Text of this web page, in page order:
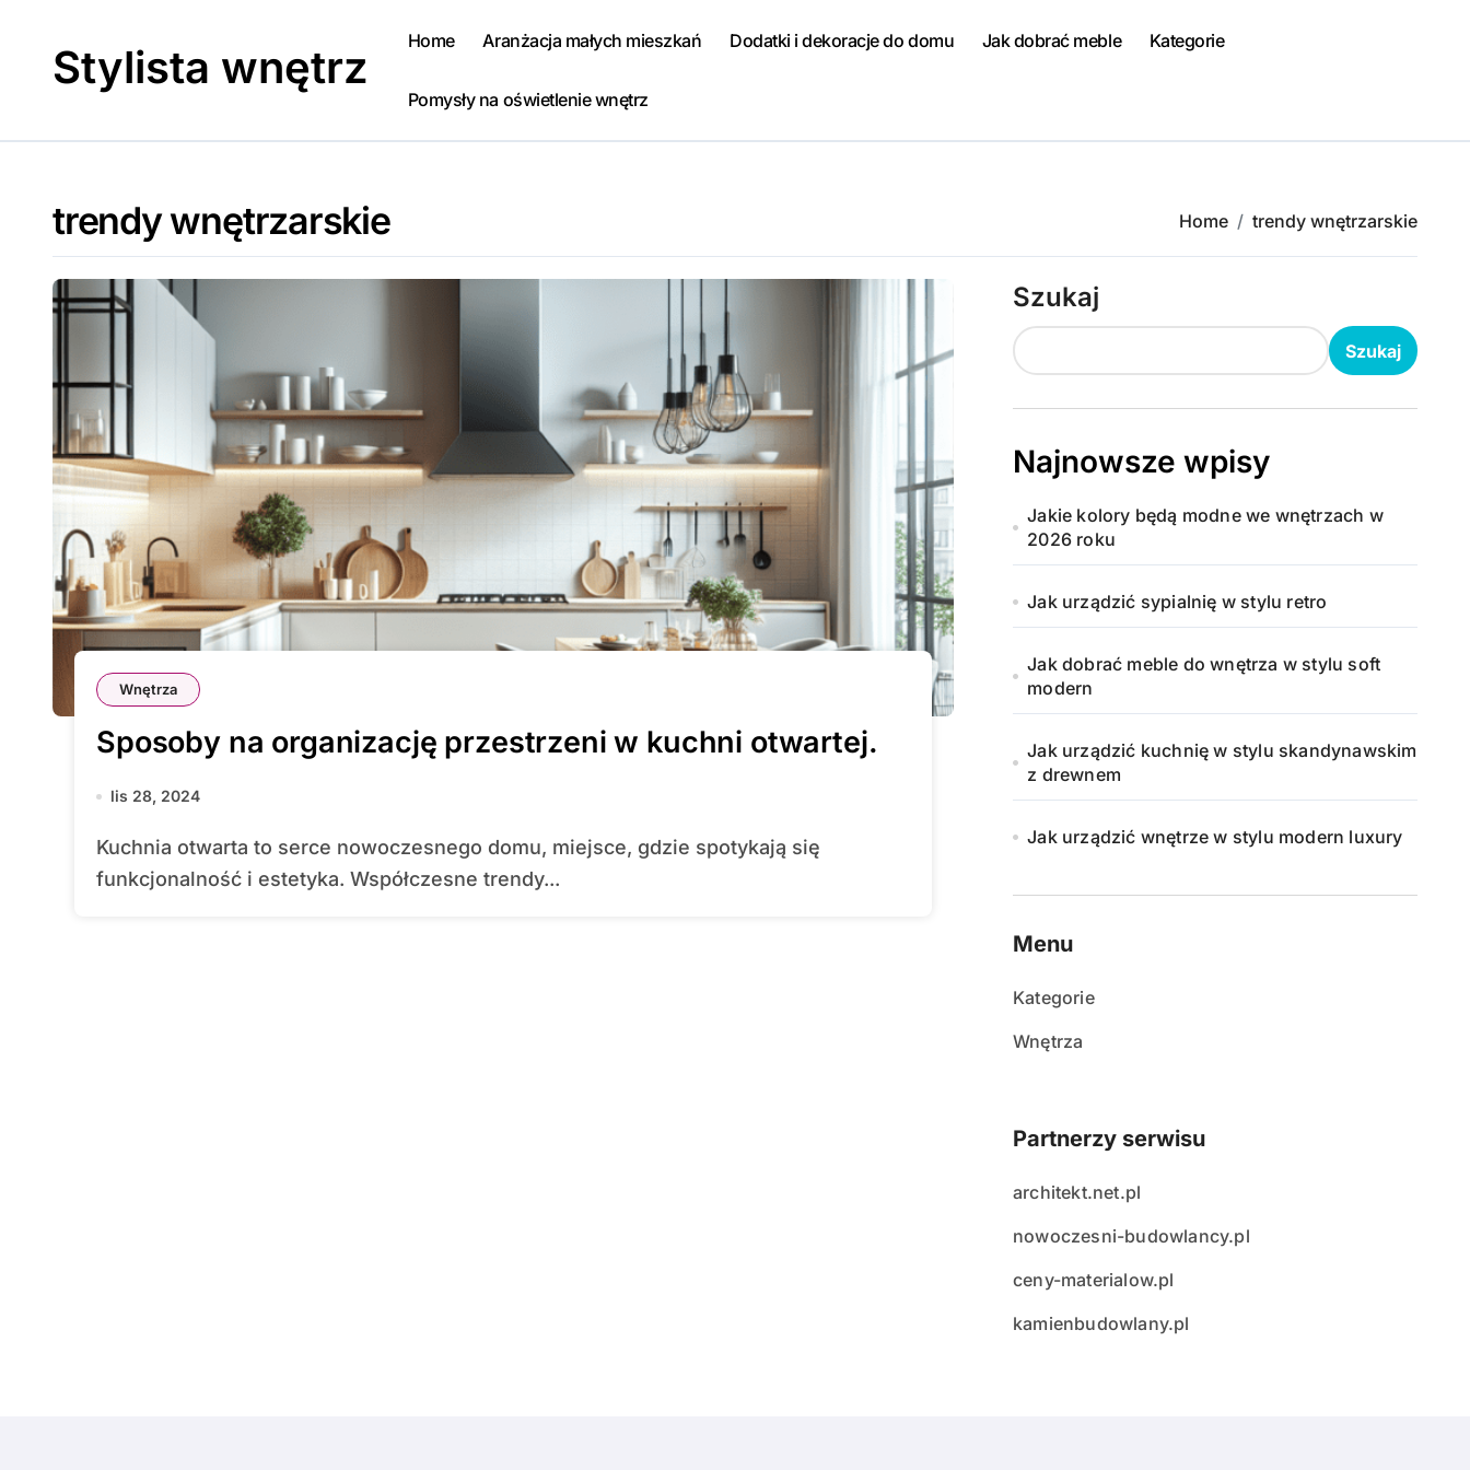
contentStylista wnętrz Home Aranżacja małych mieszkań Dodatki i dekoracje do domu Jak dobrać meble Kategorie
Pomysły na oświetlenie wnętrz
trendy wnętrzarskie Home trendy wnętrzarskie
Wnętrza
Sposoby na organizację przestrzeni w kuchni otwartej.
lis 28, 2024
Kuchnia otwarta to serce nowoczesnego domu, miejsce, gdzie spotykają się
funkcjonalność i estetyka. Współczesne trendy...
Szukaj
Szukaj
Najnowsze wpisy
Jakie kolory będą modne we wnętrzach w
2026 roku
Jak urządzić sypialnię w stylu retro
Jak dobrać meble do wnętrza w stylu soft
modern
Jak urządzić kuchnię w stylu skandynawskim
z drewnem
Jak urządzić wnętrze w stylu modern luxury
Menu
Kategorie
Wnętrza
Partnerzy serwisu
architekt.net.pl
nowoczesni-budowlancy.pl
ceny-materialow.pl
kamienbudowlany.pl